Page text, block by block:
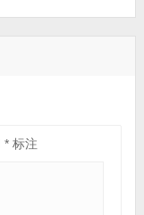
*标注